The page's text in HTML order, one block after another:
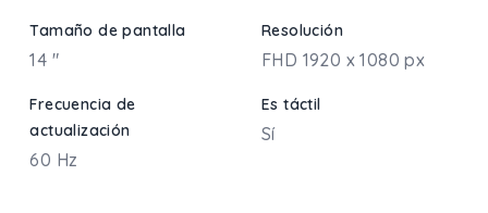
Tamaño de pantalla
14 "
Resolución
FHD 1920 x 1080 px
Frecuencia de
actualización
60 Hz
Es táctil
Sí